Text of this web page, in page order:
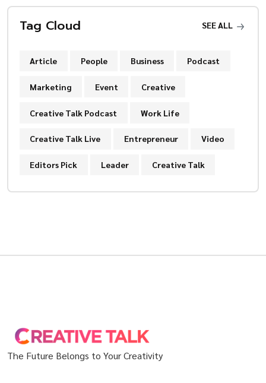
Tag Cloud SEE ALL
Article People Business Podcast
Marketing Event Creative
Creative Talk Podcast Work Life
Creative Talk Live Entrepreneur Video
Editors Pick Leader Creative Talk
The Future Belongs to Your Creativity